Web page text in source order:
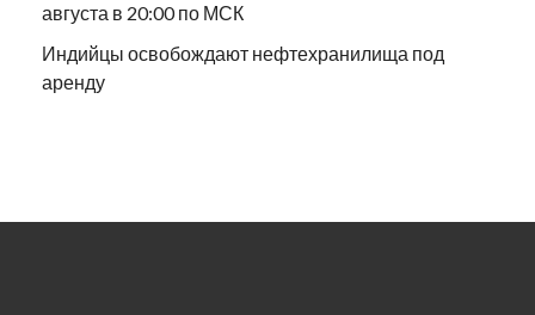
августа в 20:00 по МСК
Индийцы освобождают нефтехранилища под
аренду